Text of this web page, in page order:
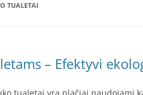
TUALETAI
– Efektyvi